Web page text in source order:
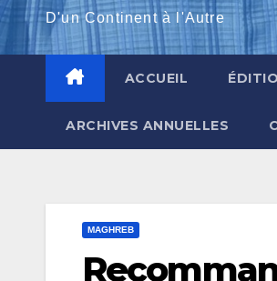
D'un Continent à l'Autre
ACCUEIL
ARCHIVES ANNUELLES
MAGHREB